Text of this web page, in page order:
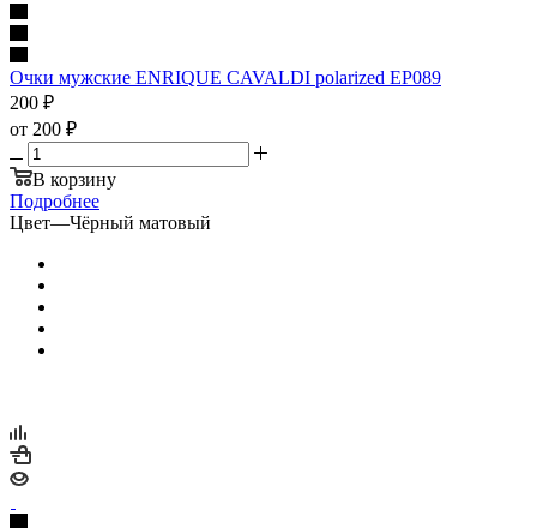
Очки мужские ENRIQUE CAVALDI polarized EP089
200 ₽
от 200 ₽
В корзину
Подробнее
Цвет—Чёрный матовый